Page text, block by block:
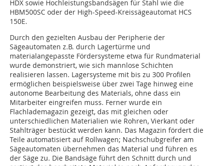
HDX sowie Hochleistungsbandsägen für Stahl wie die
HBM500SC oder der High-Speed-Kreissägeautomat HCS
150E.
Durch den gezielten Ausbau der Peripherie der
Sägeautomaten z.B. durch Lagertürme und
materialangepasste Fördersysteme etwa für Rundmaterial
wurde demonstriert, wie sich mannlose Schichten
realisieren lassen. Lagersysteme mit bis zu 300 Profilen
ermöglichen beispielsweise über zwei Tage hinweg eine
autonome Bearbeitung des Materials, ohne dass ein
Mitarbeiter eingreifen muss. Ferner wurde ein
Flachlademagazin gezeigt, das mit gleichen oder
unterschiedlichen Materialien wie Rohren, Vierkant oder
Stahlträger bestückt werden kann. Das Magazin fördert die
Teile automatisiert auf Rollwagen; Nachschubgreifer am
Sägeautomaten übernehmen das Material und führen es
der Säge zu. Die Bandsäge führt den Schnitt durch und